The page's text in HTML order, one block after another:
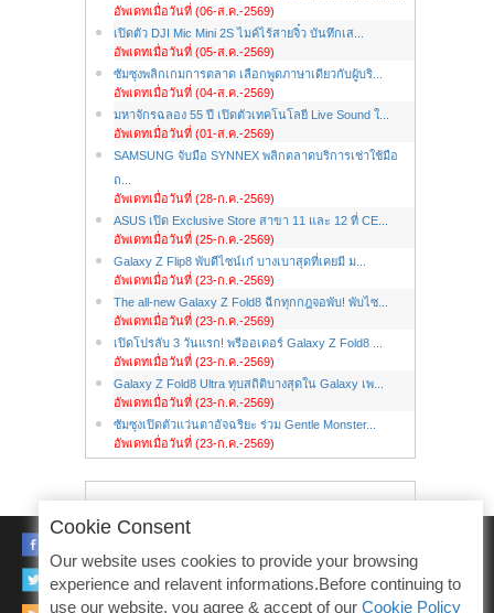
อัพเดทเมื่อวันที่ (06-ส.ค.-2569)
เปิดตัว DJI Mic Mini 2S ไมค์ไร้สายจิ๋ว บันทึกเส...
อัพเดทเมื่อวันที่ (05-ส.ค.-2569)
ซัมซุงพลิกเกมการตลาด เลือกพูดภาษาเดียวกับผู้บริ...
อัพเดทเมื่อวันที่ (04-ส.ค.-2569)
มหาจักรฉลอง 55 ปี เปิดตัวเทคโนโลยี Live Sound ใ...
อัพเดทเมื่อวันที่ (01-ส.ค.-2569)
SAMSUNG จับมือ SYNNEX พลิกตลาดบริการเช่าใช้มือ
ถ...
อัพเดทเมื่อวันที่ (28-ก.ค.-2569)
ASUS เปิด Exclusive Store สาขา 11 และ 12 ที่ CE...
อัพเดทเมื่อวันที่ (25-ก.ค.-2569)
Galaxy Z Flip8 พับดีไซน์เก๋ บางเบาสุดที่เคยมี ม...
อัพเดทเมื่อวันที่ (23-ก.ค.-2569)
The all-new Galaxy Z Fold8 ฉีกทุกกฎจอพับ! พับไซ...
อัพเดทเมื่อวันที่ (23-ก.ค.-2569)
เปิดโปรลับ 3 วันแรก! พรีออเดอร์ Galaxy Z Fold8 ...
อัพเดทเมื่อวันที่ (23-ก.ค.-2569)
Galaxy Z Fold8 Ultra ทุบสถิติบางสุดใน Galaxy เพ...
อัพเดทเมื่อวันที่ (23-ก.ค.-2569)
ซัมซุงเปิดตัวแว่นตาอัจฉริยะ ร่วม Gentle Monster...
อัพเดทเมื่อวันที่ (23-ก.ค.-2569)
TWITTER
Cookie Consent
Our website uses cookies to provide your browsing
experience and relavent informations.Before continuing to
use our website, you agree & accept of our Cookie Policy